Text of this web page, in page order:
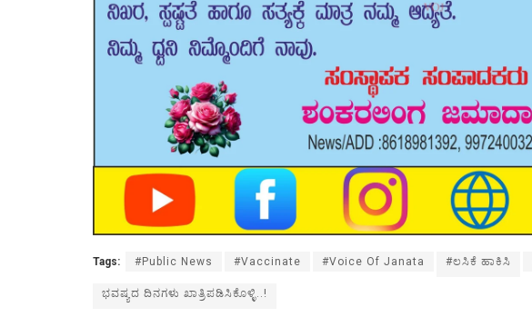
Tags: #Public News #Vaccinate #Voice Of Janata #ಲಸಿಕೆ ಹಾಕಿಸಿ
ಭವಷ್ಯದ ದಿನಗಳು ಖಾತ್ರಿಪಡಿಸಿಕೊಳ್ಳಿ..!